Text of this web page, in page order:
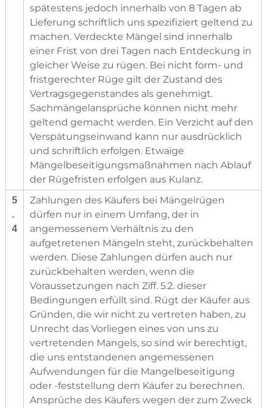
spätestens jedoch innerhalb von 8 Tagen ab
Lieferung schriftlich uns spezifiziert geltend zu
machen. Verdeckte Mängel sind innerhalb
einer Frist von drei Tagen nach Entdeckung in
gleicher Weise zu rügen. Bei nicht form- und
fristgerechter Rüge gilt der Zustand des
Vertragsgegenstandes als genehmigt.
Sachmängelansprüche können nicht mehr
geltend gemacht werden. Ein Verzicht auf den
Verspätungseinwand kann nur ausdrücklich
und schriftlich erfolgen. Etwaige
Mängelbeseitigungsmaßnahmen nach Ablauf
der Rügefristen erfolgen aus Kulanz.
5
.
4
Zahlungen des Käufers bei Mängelrügen
dürfen nur in einem Umfang, der in
angemessenem Verhältnis zu den
aufgetretenen Mängeln steht, zurückbehalten
werden. Diese Zahlungen dürfen auch nur
zurückbehalten werden, wenn die
Voraussetzungen nach Ziff. 5.2. dieser
Bedingungen erfüllt sind. Rügt der Käufer aus
Gründen, die wir nicht zu vertreten haben, zu
Unrecht das Vorliegen eines von uns zu
vertretenden Mangels, so sind wir berechtigt,
die uns entstandenen angemessenen
Aufwendungen für die Mangelbeseitigung
oder -feststellung dem Käufer zu berechnen.
Ansprüche des Käufers wegen der zum Zweck